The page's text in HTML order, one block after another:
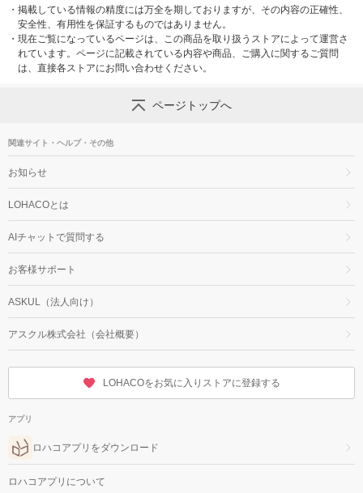
・ 掲載している情報の精度には万全を期しておりますが、その内容の正確性、
安全性、有用性を保証するものではありません。
・ 現在ご覧になっているページは、この商品を取り扱うストアによって運営さ
れています。ページに記載されている内容や商品、ご購入に関するご質問
は、直接各ストアにお問い合わせください。
ページトップへ
関連サイト・ヘルプ・その他
お知らせ
LOHACOとは
AIチャットで質問する
お客様サポート
ASKUL（法人向け）
アスクル株式会社（会社概要）
LOHACOをお気に入りストアに登録する
アプリ
ロハコアプリをダウンロード
ロハコアプリについて